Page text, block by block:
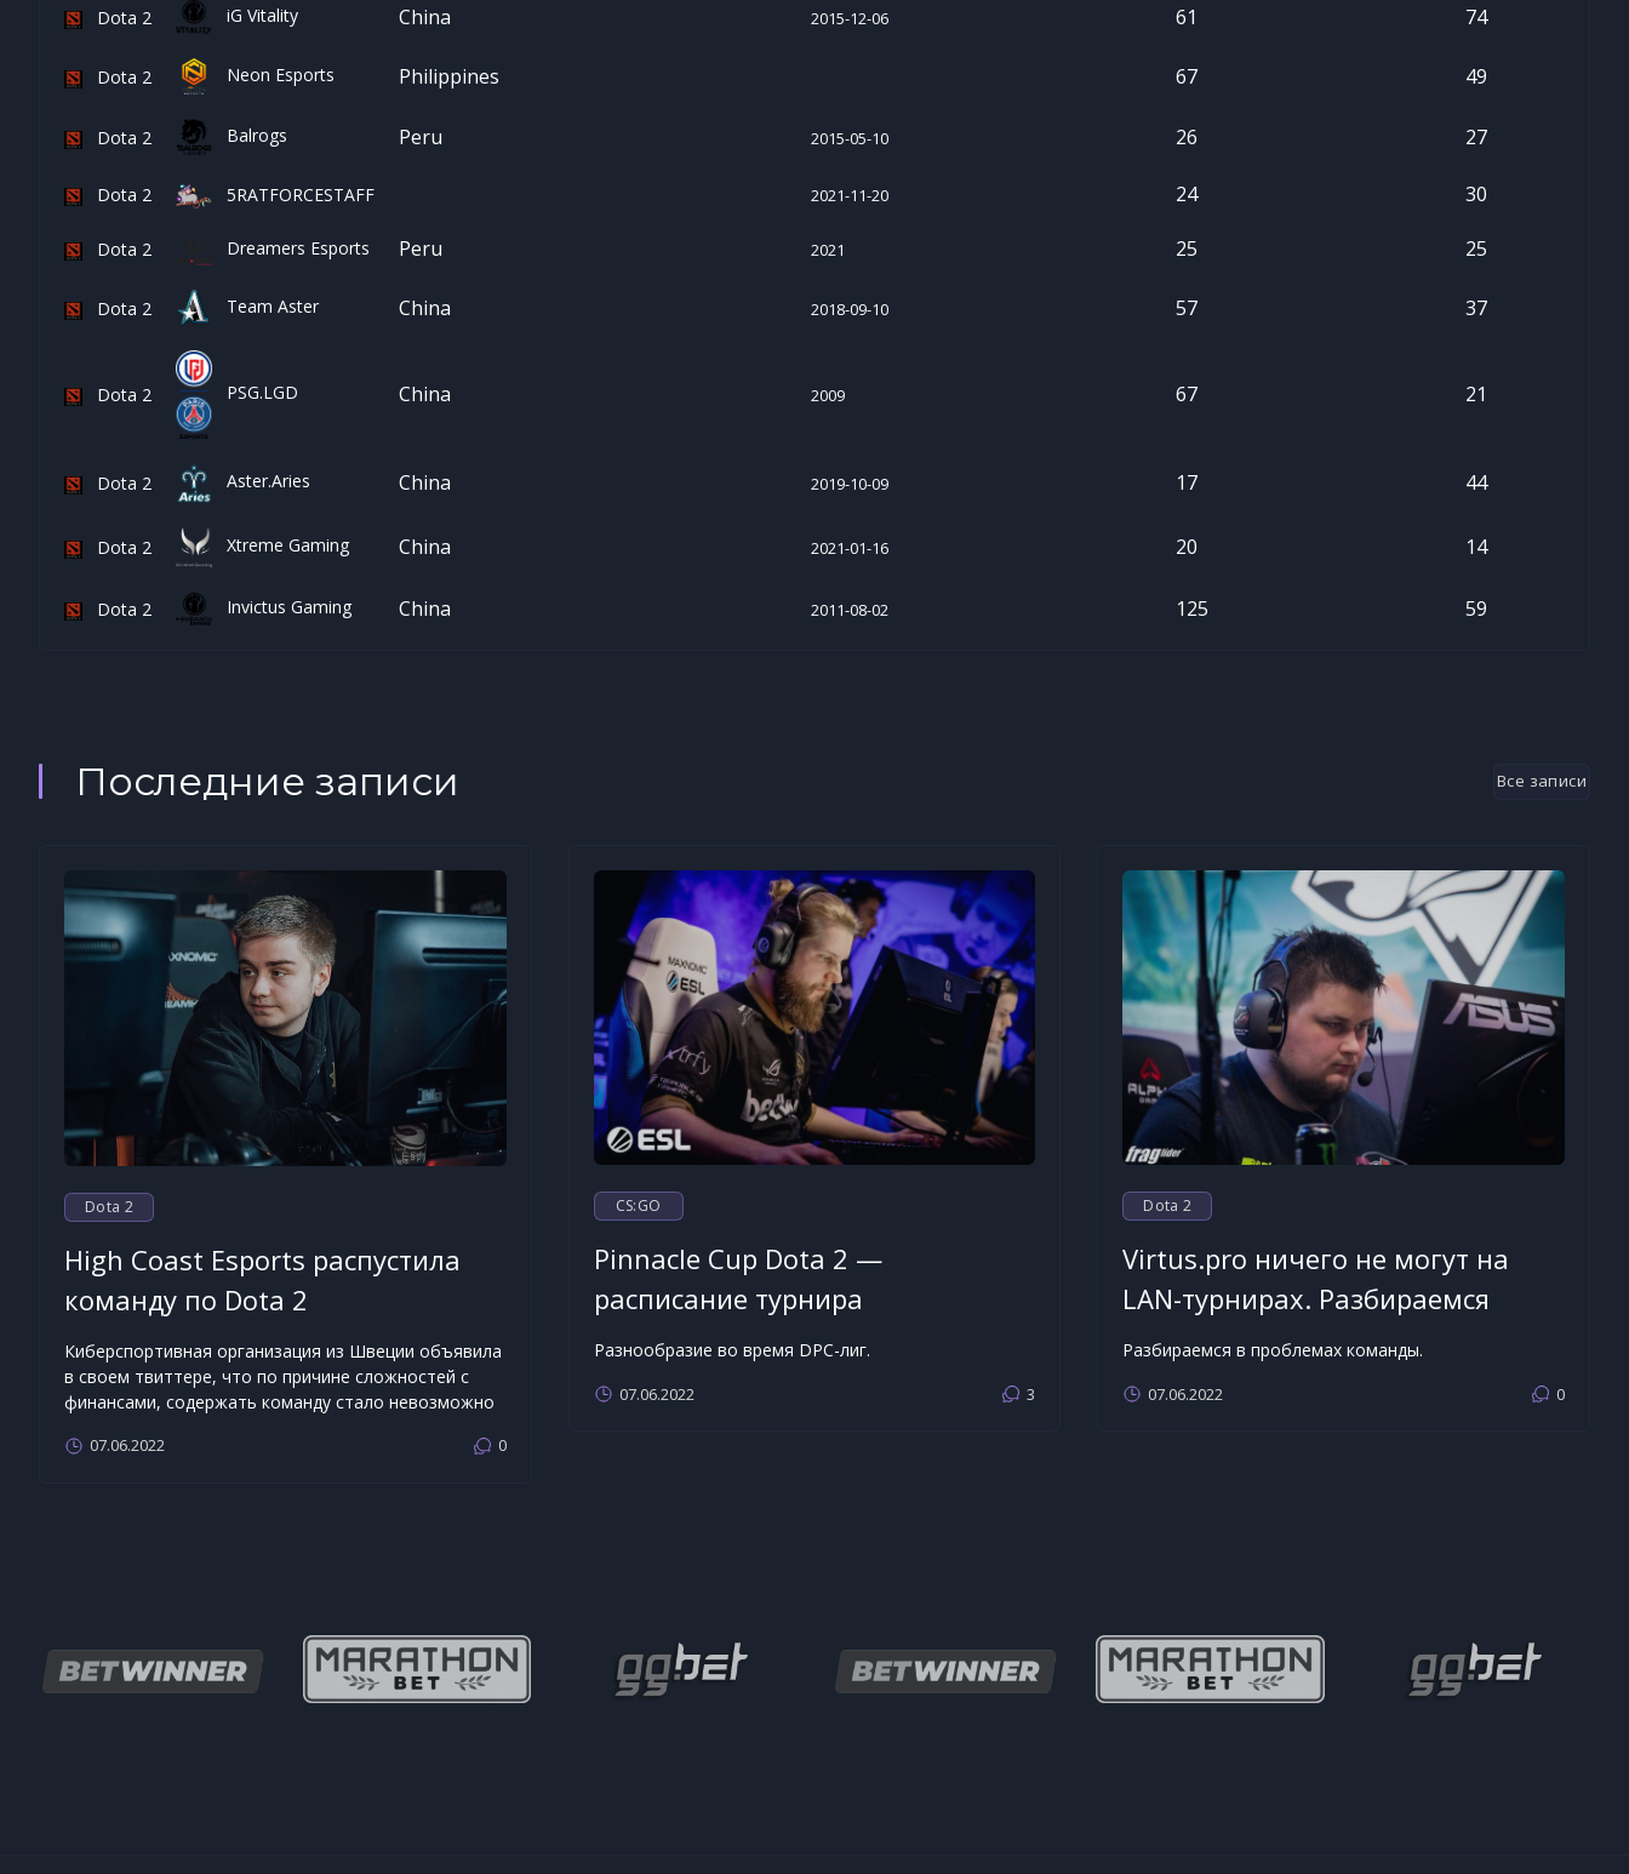
Dota 2 iG Vitality China 2015-12-06 61 74
Dota 2 Neon Esports Philippines 67 49
Dota 2 Balrogs Peru 2015-05-10 26 27
Dota 2 5RATFORCESTAFF 2021-11-20 24 30
Dota 2 Dreamers Esports Peru 2021 25 25
Dota 2 Team Aster China 2018-09-10 57 37
Dota 2 PSG.LGD China 2009 67 21
Dota 2 Aster.Aries China 2019-10-09 17 44
Dota 2 Xtreme Gaming China 2021-01-16 20 14
Dota 2 Invictus Gaming China 2011-08-02 125 59
Последние записи Все записи
Dota 2
High Coast Esports распустила
команду по Dota 2
Киберспортивная организация из Швеции объявила
в своем твиттере, что по причине сложностей с
финансами, содержать команду стало невозможно
07.06.2022 0
CS:GO
Pinnacle Cup Dota 2 —
расписание турнира
Разнообразие во время DPC-лиг.
07.06.2022 3
Dota 2
Virtus.pro ничего не могут на
LAN-турнирах. Разбираемся
почему
Разбираемся в проблемах команды.
07.06.2022 0